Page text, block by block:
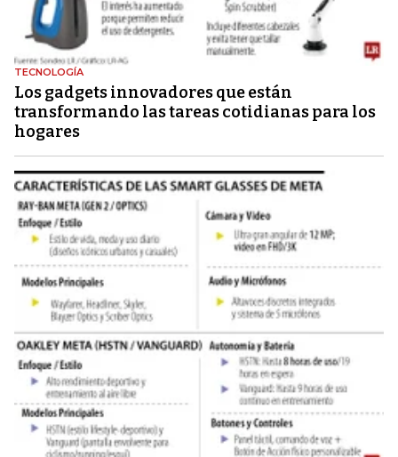
TECNOLOGÍA
Los gadgets innovadores que están
transformando las tareas cotidianas para los
hogares